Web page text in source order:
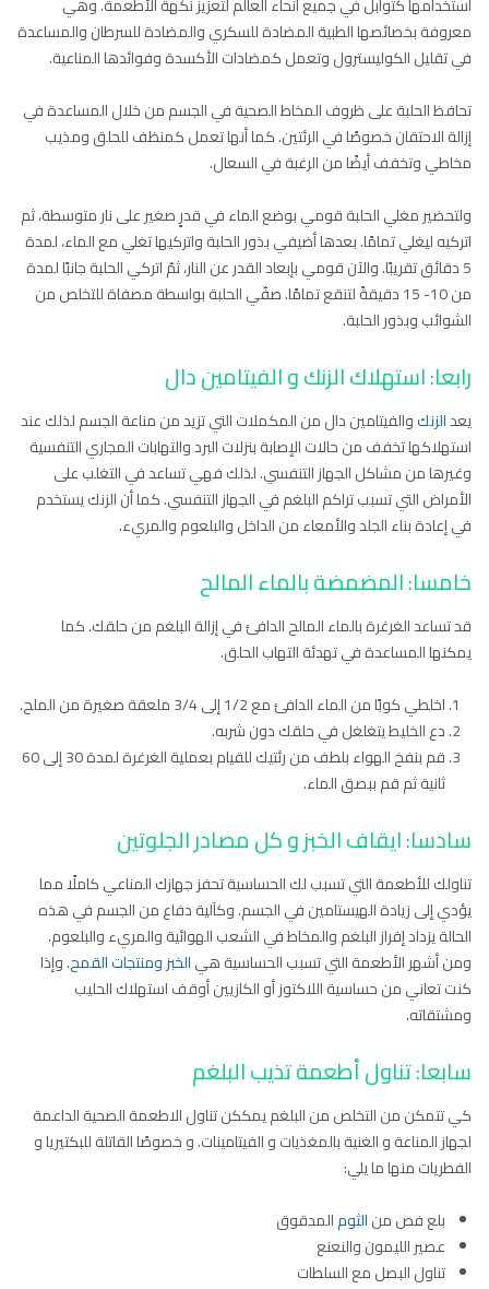
استخدامها كتوابل في جميع أنحاء العالم لتعزيز نكهة الأطعمة. وهي
معروفة بخصائصها الطبية المضادة للسكري والمضادة للسرطان والمساعدة
في تقليل الكوليسترول وتعمل كمضادات الأكسدة وفوائدها المناعية.
تحافظ الحلبة على ظروف المخاط الصحية في الجسم من خلال المساعدة في
إزالة الاحتقان خصوصًا في الرئتين. كما أنها تعمل كمنظف للحلق ومذيب
مخاطي وتخفف أيضًا من الرغبة في السعال.
ولتحضير مغلي الحلبة قومي بوضع الماء في قدرٍ صغير على نار متوسطة، ثم
اتركيه ليغلي تمامًا. بعدها أضيفي بذور الحلبة واتركيها تغلي مع الماء، لمدة
5 دقائق تقريبًا. والآن قومي بإبعاد القدر عن النار، ثمّ اتركي الحلبة جانبًا لمدة
من 10- 15 دقيقةً لتنقع تمامًا. صفّي الحلبة بواسطة مصفاة للتخلص من
الشوائب وبذور الحلبة.
رابعا: استهلاك الزنك و الفيتامين دال
يعدالزنكوالفيتامين دال من المكملات التي تزيد من مناعة الجسم لذلك عند
استهلاكها تخفف من حالات الإصابة بنزلات البرد والتهابات المجاري التنفسية
وغيرها من مشاكل الجهاز التنفسي. لذلك فهي تساعد في التغلب على
الأمراض التي تسبب تراكم البلغم في الجهاز التنفسي. كما أن الزنك يستخدم
في إعادة بناء الجلد والأمعاء من الداخل والبلعوم والمريء.
خامسا: المضمضة بالماء المالح
قد تساعد الغرغرة بالماء المالح الدافئ في إزالة البلغم من حلقك. كما
يمكنها المساعدة في تهدئة التهاب الحلق.
اخلطي كوبًا من الماء الدافئ مع 1/2 إلى 3/4 ملعقة صغيرة من الملح.
دع الخليط يتغلغل في حلقك دون شربه.
قم بنفخ الهواء بلطف من رئتيك للقيام بعملية الغرغرة لمدة 30 إلى 60
ثانية ثم قم ببصق الماء.
سادسا: ايقاف الخبز و كل مصادر الجلوتين
تناولك للأطعمة التي تسبب لك الحساسية تحفز جهازك المناعي كاملًا مما
يؤدي إلى زيادة الهيستامين في الجسم. وكآلية دفاع من الجسم في هذه
الحالة يزداد إفراز البلغم والمخاط في الشعب الهوائية والمريء والبلعوم.
ومن أشهر الأطعمة التي تسبب الحساسية هيالخبز ومنتجات القمح. وإذا
كنت تعاني من حساسية اللاكتوز أو الكازيين أوقف استهلاك الحليب
ومشتقاته.
سابعا: تناول أطعمة تذيب البلغم
كي تتمكن من التخلص من البلغم يمككن تناول الاطعمة الصحية الداعمة
لجهاز المناعة و الغنية بالمغذيات و الفيتامينات. و خصوصًا القاتلة للبكتيريا و
الفطريات منها ما يلي:
بلع فص منالثومالمدقوق
عصير الليمون والنعنع
تناول البصل مع السلطات